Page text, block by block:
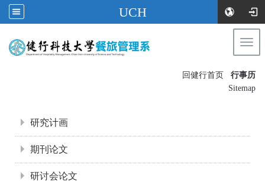
UCH
回健行首页
行事历
Sitemap
研究计画
期刊论文
研讨会论文